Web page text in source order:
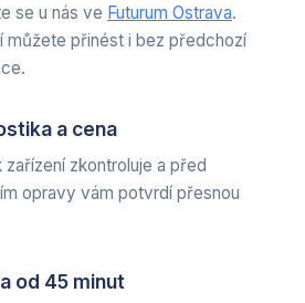
se u nás ve Futurum Ostrava.
můžete přinést i bez předchozí
a cena
zařízení zkontroluje a před
opravy vám potvrdí přesnou
od 45 minut